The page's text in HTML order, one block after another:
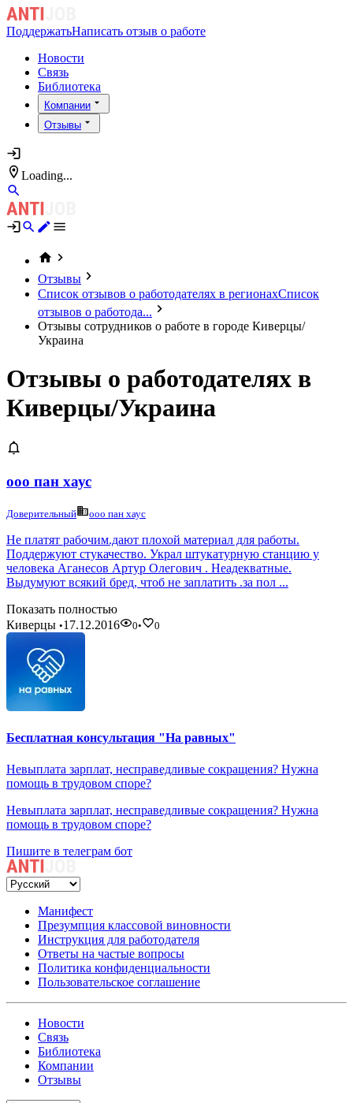
ПоддержатьНаписать отзыв о работе
Новости
Связь
Библиотека
Компании
Отзывы
Loading...
Отзывы
Список отзывов о работодателях в регионахСписок
отзывов о работода...
Отзывы сотрудников о работе в городе Киверцы/
Украина
Отзывы о работодателях в
Киверцы/Украина
ооо пан хаус
Доверительный ооо пан хаус
Не платят рабочим.дают плохой материал для работы.
Поддержуют стукачество. Украл штукатурную станцию у
человека Аганесов Артур Олегович . Неадекватные.
Выдумуют всякий бред, чтоб не заплатить .за пол ...
Показать полностью
Киверцы •17.12.2016 0• 0
Бесплатная консультация "На равных"
Невыплата зарплат, несправедливые сокращения? Нужна
помощь в трудовом споре?
Невыплата зарплат, несправедливые сокращения? Нужна
помощь в трудовом споре?
Пишите в телеграм бот
Манифест
Презумпция классовой виновности
Инструкция для работодателя
Ответы на частые вопросы
Политика конфиденциальности
Пользовательское соглашение
Новости
Связь
Библиотека
Компании
Отзывы